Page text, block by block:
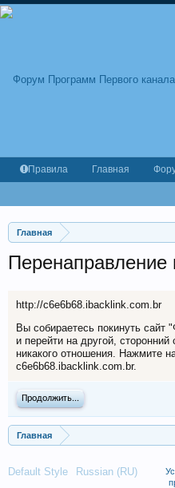
Главная
Перенаправление
http://c6e6b68.ibacklink.com.br
Вы собираетесь покинуть
и перейти на другой,
никакого отношения. Нажмите
c6e6b68.ibacklink.com.br.
Продолжить...
Главная
Правила Главная
Default Style Russian (RU)